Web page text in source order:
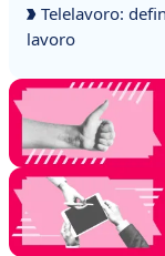
Telelavoro:
lavoro